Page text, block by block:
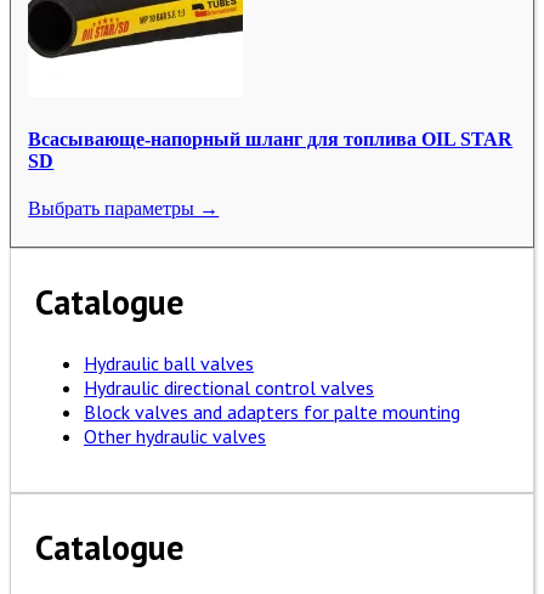
Всасывающе-напорный шланг для топлива OIL STAR
SD
Выбрать параметры →
Catalogue
Hydraulic ball valves
Hydraulic directional control valves
Block valves and adapters for palte mounting
Other hydraulic valves
Catalogue